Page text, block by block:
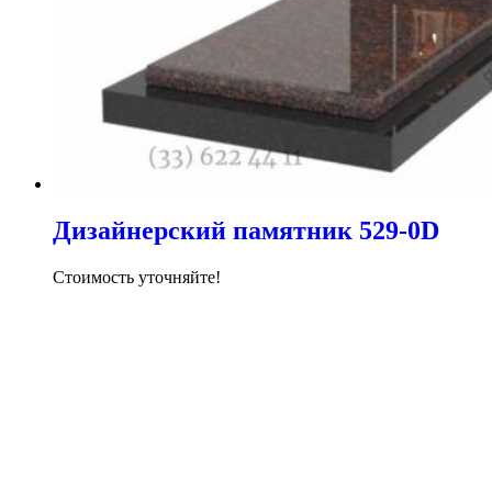
Дизайнерский памятник 529-0D
Стоимость уточняйте!